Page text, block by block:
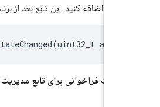
اضافه کنید. این تابع بعد از برنامه
یک ثبت فراخوانی برای تابع مدیریت تغییر